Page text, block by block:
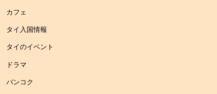
カフェ
タイ入国情報
タイのイベント
ドラマ
バンコク